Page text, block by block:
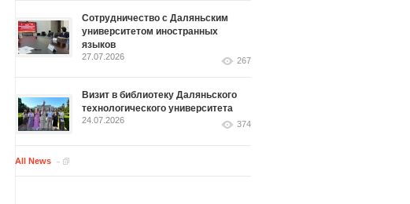
Сотрудничество с Даляньским
университетом иностранных
языков
27.07.2026 267
Визит в библиотеку Даляньского
технологического университета
24.07.2026 374
All News